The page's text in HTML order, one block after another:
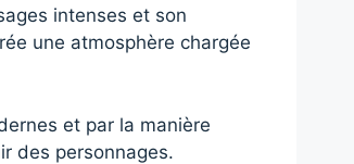
intenses et son
une atmosphère chargée
et par la manière
des personnages.